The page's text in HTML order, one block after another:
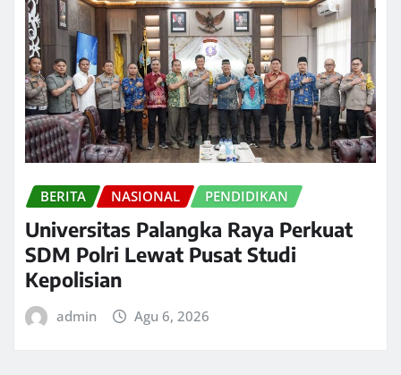
BERITA NASIONAL PENDIDIKAN
Universitas Palangka Raya Perkuat
SDM Polri Lewat Pusat Studi
Kepolisian
admin Agu 6, 2026